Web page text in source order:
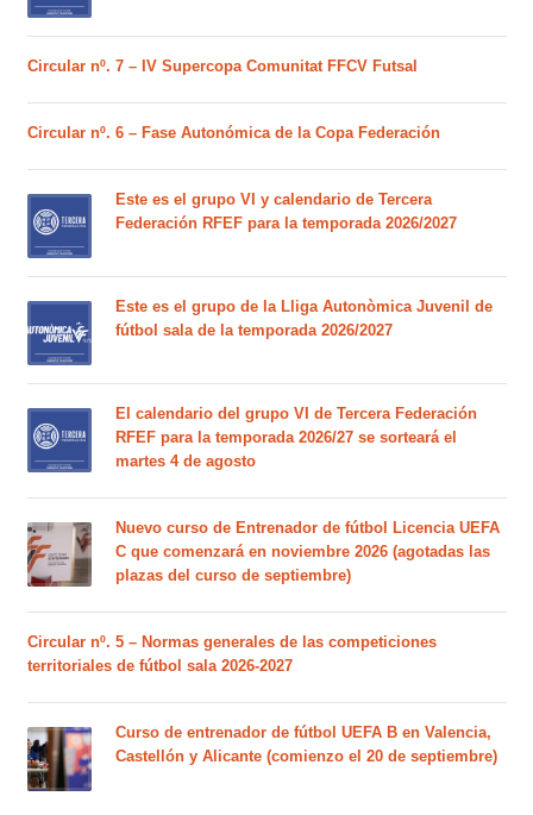
Circular nº. 7 – IV Supercopa Comunitat FFCV Futsal
Circular nº. 6 – Fase Autonómica de la Copa Federación
Este es el grupo VI y calendario de Tercera
Federación RFEF para la temporada 2026/2027
Este es el grupo de la Lliga Autonòmica Juvenil de
fútbol sala de la temporada 2026/2027
El calendario del grupo VI de Tercera Federación
RFEF para la temporada 2026/27 se sorteará el
martes 4 de agosto
Nuevo curso de Entrenador de fútbol Licencia UEFA
C que comenzará en noviembre 2026 (agotadas las
plazas del curso de septiembre)
Circular nº. 5 – Normas generales de las competiciones
territoriales de fútbol sala 2026-2027
Curso de entrenador de fútbol UEFA B en Valencia,
Castellón y Alicante (comienzo el 20 de septiembre)